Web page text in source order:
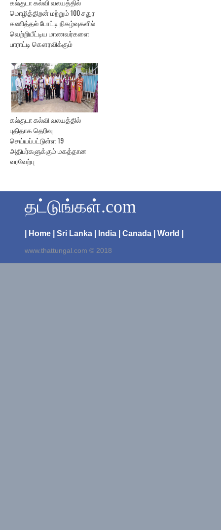
கல்குடா கல்வி வலயத்தில்
மொழித்திறன் மற்றும் 100 சதுர
கணித்தல் போட்டி நிகழ்வுகளில்
வெற்றியீட்டிய மாணவர்களை
பாராட்டி கௌரவிக்கும்
கல்குடா கல்வி வலயத்தில்
புதிதாக தெரிவு
செய்யப்பட்டுள்ள 19
அதிபர்களுக்கும் மகத்தான
வரவேற்பு
தட்டுங்கள்.com
| Home | Sri Lanka | India | Canada | World |
www.thattungal.com © 2018